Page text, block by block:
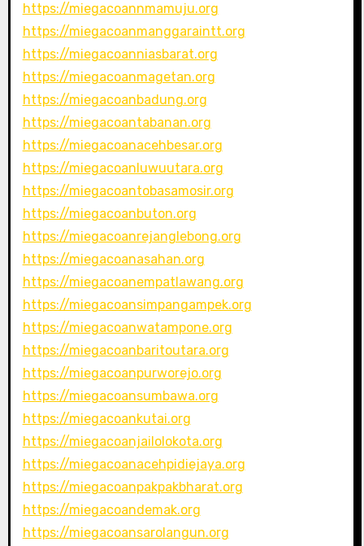
https://miegacoannmamuju.org
https://miegacoanmanggaraintt.org
https://miegacoanniasbarat.org
https://miegacoanmagetan.org
https://miegacoanbadung.org
https://miegacoantabanan.org
https://miegacoanacehbesar.org
https://miegacoanluwuutara.org
https://miegacoantobasamosir.org
https://miegacoanbuton.org
https://miegacoanrejanglebong.org
https://miegacoanasahan.org
https://miegacoanempatlawang.org
https://miegacoansimpangampek.org
https://miegacoanwatampone.org
https://miegacoanbaritoutara.org
https://miegacoanpurworejo.org
https://miegacoansumbawa.org
https://miegacoankutai.org
https://miegacoanjailolokota.org
https://miegacoanacehpidiejaya.org
https://miegacoanpakpakbharat.org
https://miegacoandemak.org
https://miegacoansarolangun.org